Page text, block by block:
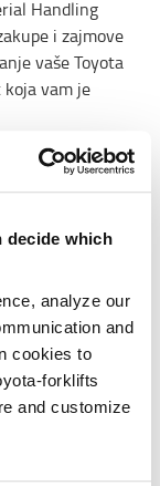
decide which
analyze our
and
cookies to
forklifts
and customize
Handling
i zajmove
vaše Toyota
vam je